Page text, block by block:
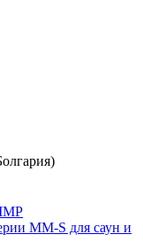
MM-S для саун и